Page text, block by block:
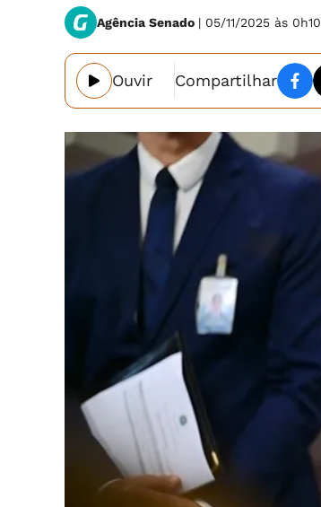
Agência Senado | 05/11/2025 às 0h10
Ouvir Compartilhar